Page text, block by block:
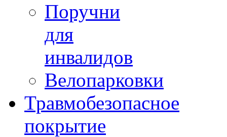
Поручни
для
инвалидов
Велопарковки
Травмобезопасное
покрытие